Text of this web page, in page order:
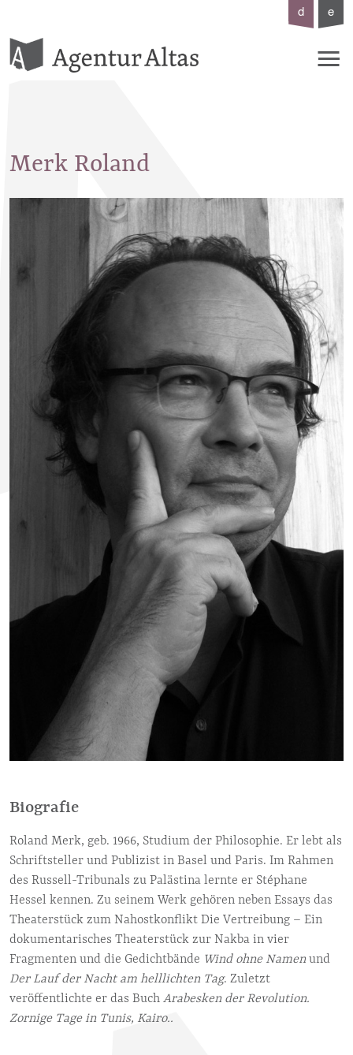
d e
Merk Roland
Biografie
Roland Merk, geb. 1966, Studium der Philosophie. Er lebt als
Schriftsteller und Publizist in Basel und Paris. Im Rahmen
des Russell-Tribunals zu Palästina lernte er Stéphane
Hessel kennen. Zu seinem Werk gehören neben Essays das
Theaterstück zum Nahostkonflikt Die Vertreibung – Ein
dokumentarisches Theaterstück zur Nakba in vier
Fragmenten und die Gedichtbände Wind ohne Namen und
Der Lauf der Nacht am helllichten Tag. Zuletzt
veröffentlichte er das Buch Arabesken der Revolution.
Zornige Tage in Tunis, Kairo..